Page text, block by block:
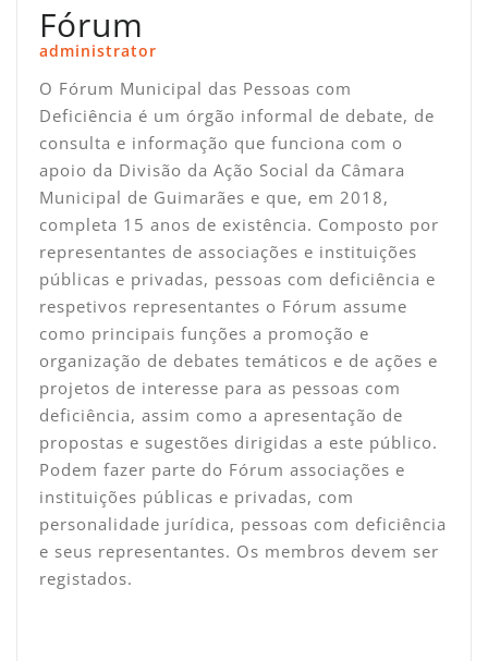
Fórum
administrator
O Fórum Municipal das Pessoas com
Deficiência é um órgão informal de debate, de
consulta e informação que funciona com o
apoio da Divisão da Ação Social da Câmara
Municipal de Guimarães e que, em 2018,
completa 15 anos de existência. Composto por
representantes de associações e instituições
públicas e privadas, pessoas com deficiência e
respetivos representantes o Fórum assume
como principais funções a promoção e
organização de debates temáticos e de ações e
projetos de interesse para as pessoas com
deficiência, assim como a apresentação de
propostas e sugestões dirigidas a este público.
Podem fazer parte do Fórum associações e
instituições públicas e privadas, com
personalidade jurídica, pessoas com deficiência
e seus representantes. Os membros devem ser
registados.